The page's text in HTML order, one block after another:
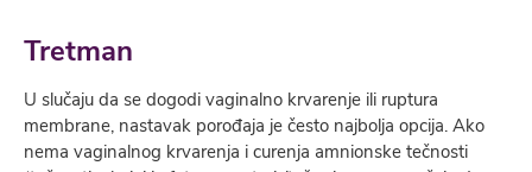
Tretman
U slučaju da se dogodi vaginalno krvarenje ili ruptura
membrane, nastavak porođaja je često najbolja opcija. Ako
nema vaginalnog krvarenja i curenja amnionske tečnosti